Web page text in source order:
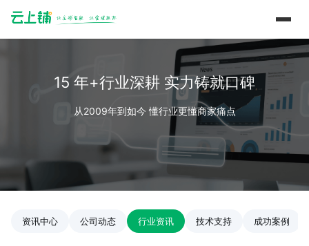
15 年+行业深耕 实力铸就口碑
从2009年到如今 懂行业更懂商家痛点
资讯中心 公司动态 行业资讯 技术支持 成功案例